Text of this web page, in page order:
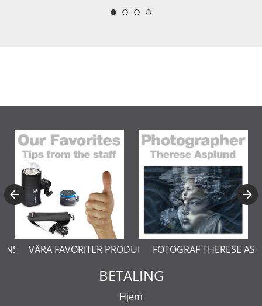
VÅRA FAVORITER PRODUKTERFOTOGRAF THERESE
BETALING
Hjem